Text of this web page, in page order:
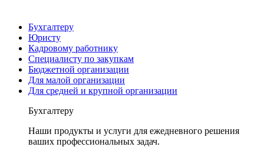
Бухгалтеру
Юристу
Кадровому работнику
Специалисту по закупкам
Бюджетной организации
Для малой организации
Для средней и крупной организации
Бухгалтеру
Наши продукты и услуги для ежедневного решения
ваших профессиональных задач.